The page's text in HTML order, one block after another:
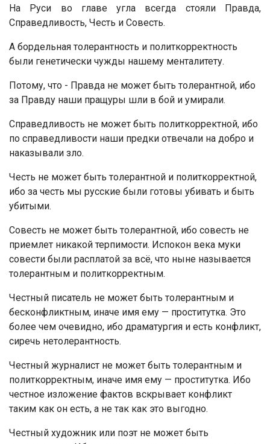
На Руси во главе угла всегда стояли Правда,
Справедливость, Честь и Совесть.
А бордельная толерантность и политкорректность
были генетически чужды нашему менталитету.
Потому, что - Правда не может быть толерантной, ибо
за Правду наши пращуры шли в бой и умирали.
Справедливость не может быть политкорректной, ибо
по справедливости наши предки отвечали на добро и
наказывали зло.
Честь не может быть толерантной и политкорректной,
ибо за честь мы русские были готовы убивать и быть
убитыми.
Совесть не может быть толерантной, ибо совесть не
приемлет никакой терпимости. Испокон века муки
совести были расплатой за всё, что ныне называется
толерантным и политкорректным.
Честный писатель не может быть толерантным и
бесконфликтным, иначе имя ему — проститутка. Это
более чем очевидно, ибо драматургия и есть конфликт,
сиречь нетолерантность.
Честный журналист не может быть толерантным и
политкорректным, иначе имя ему — проститутка. Ибо
честное изложение фактов вскрывает конфликт
таким как он есть, а не так как это выгодно.
Честный художник или поэт не может быть